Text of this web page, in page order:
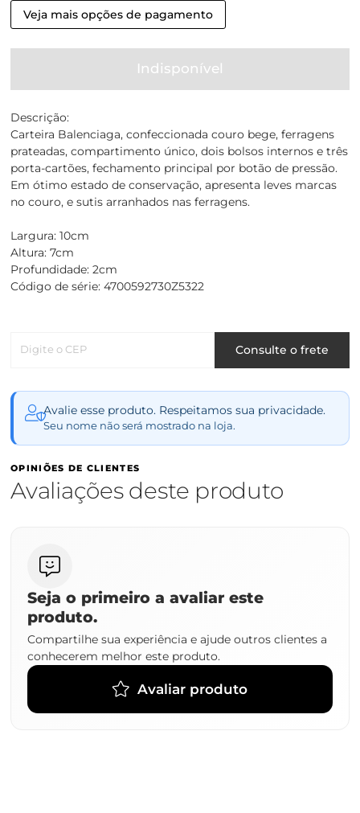
Veja mais opções de pagamento
Indisponível
Descrição:
Carteira Balenciaga, confeccionada couro bege, ferragens
prateadas, compartimento único, dois bolsos internos e três
porta-cartões, fechamento principal por botão de pressão.
Em ótimo estado de conservação, apresenta leves marcas
no couro, e sutis arranhados nas ferragens.
Largura: 10cm
Altura: 7cm
Profundidade: 2cm
Código de série: 4700592730Z5322
Digite o CEP Consulte o frete
Avalie esse produto. Respeitamos sua privacidade.
Seu nome não será mostrado na loja.
OPINIÕES DE CLIENTES
Avaliações deste produto
Seja o primeiro a avaliar este
produto.
Compartilhe sua experiência e ajude outros clientes a
conhecerem melhor este produto.
Avaliar produto